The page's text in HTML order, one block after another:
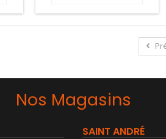
Nos Magasins
SAINT ANDRÉ